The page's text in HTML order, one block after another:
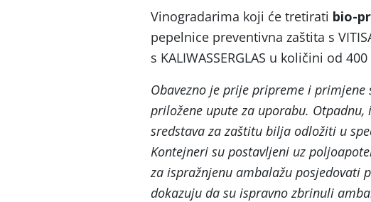
Vinogradarima koji će tretirati bio-
pepelnice preventivna zaštita s
s KALIWASSERGLAS u količini od
Obavezno je prije pripreme i
priložene upute za uporabu.
sredstava za zaštitu bilja odložiti u
Kontejneri su postavljeni uz
za ispražnjenu ambalažu posjedovati
dokazuju da su ispravno zbrinuli